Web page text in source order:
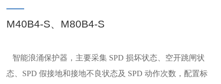
M40B4-S、M80B4-S
智能浪涌保护器，主要采集 SPD 损坏状态、空开跳闸状
态、SPD 假接地和接地不良状态及 SPD 动作次数，配置标